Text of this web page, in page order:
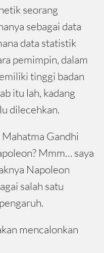
seorang
sebagai data
data statistik
pemimpin, dalam
tinggi badan
itu lah, kadang
dilecehkan.
Gandhi
Mmm… saya
Napoleon
salah satu
mencalonkan